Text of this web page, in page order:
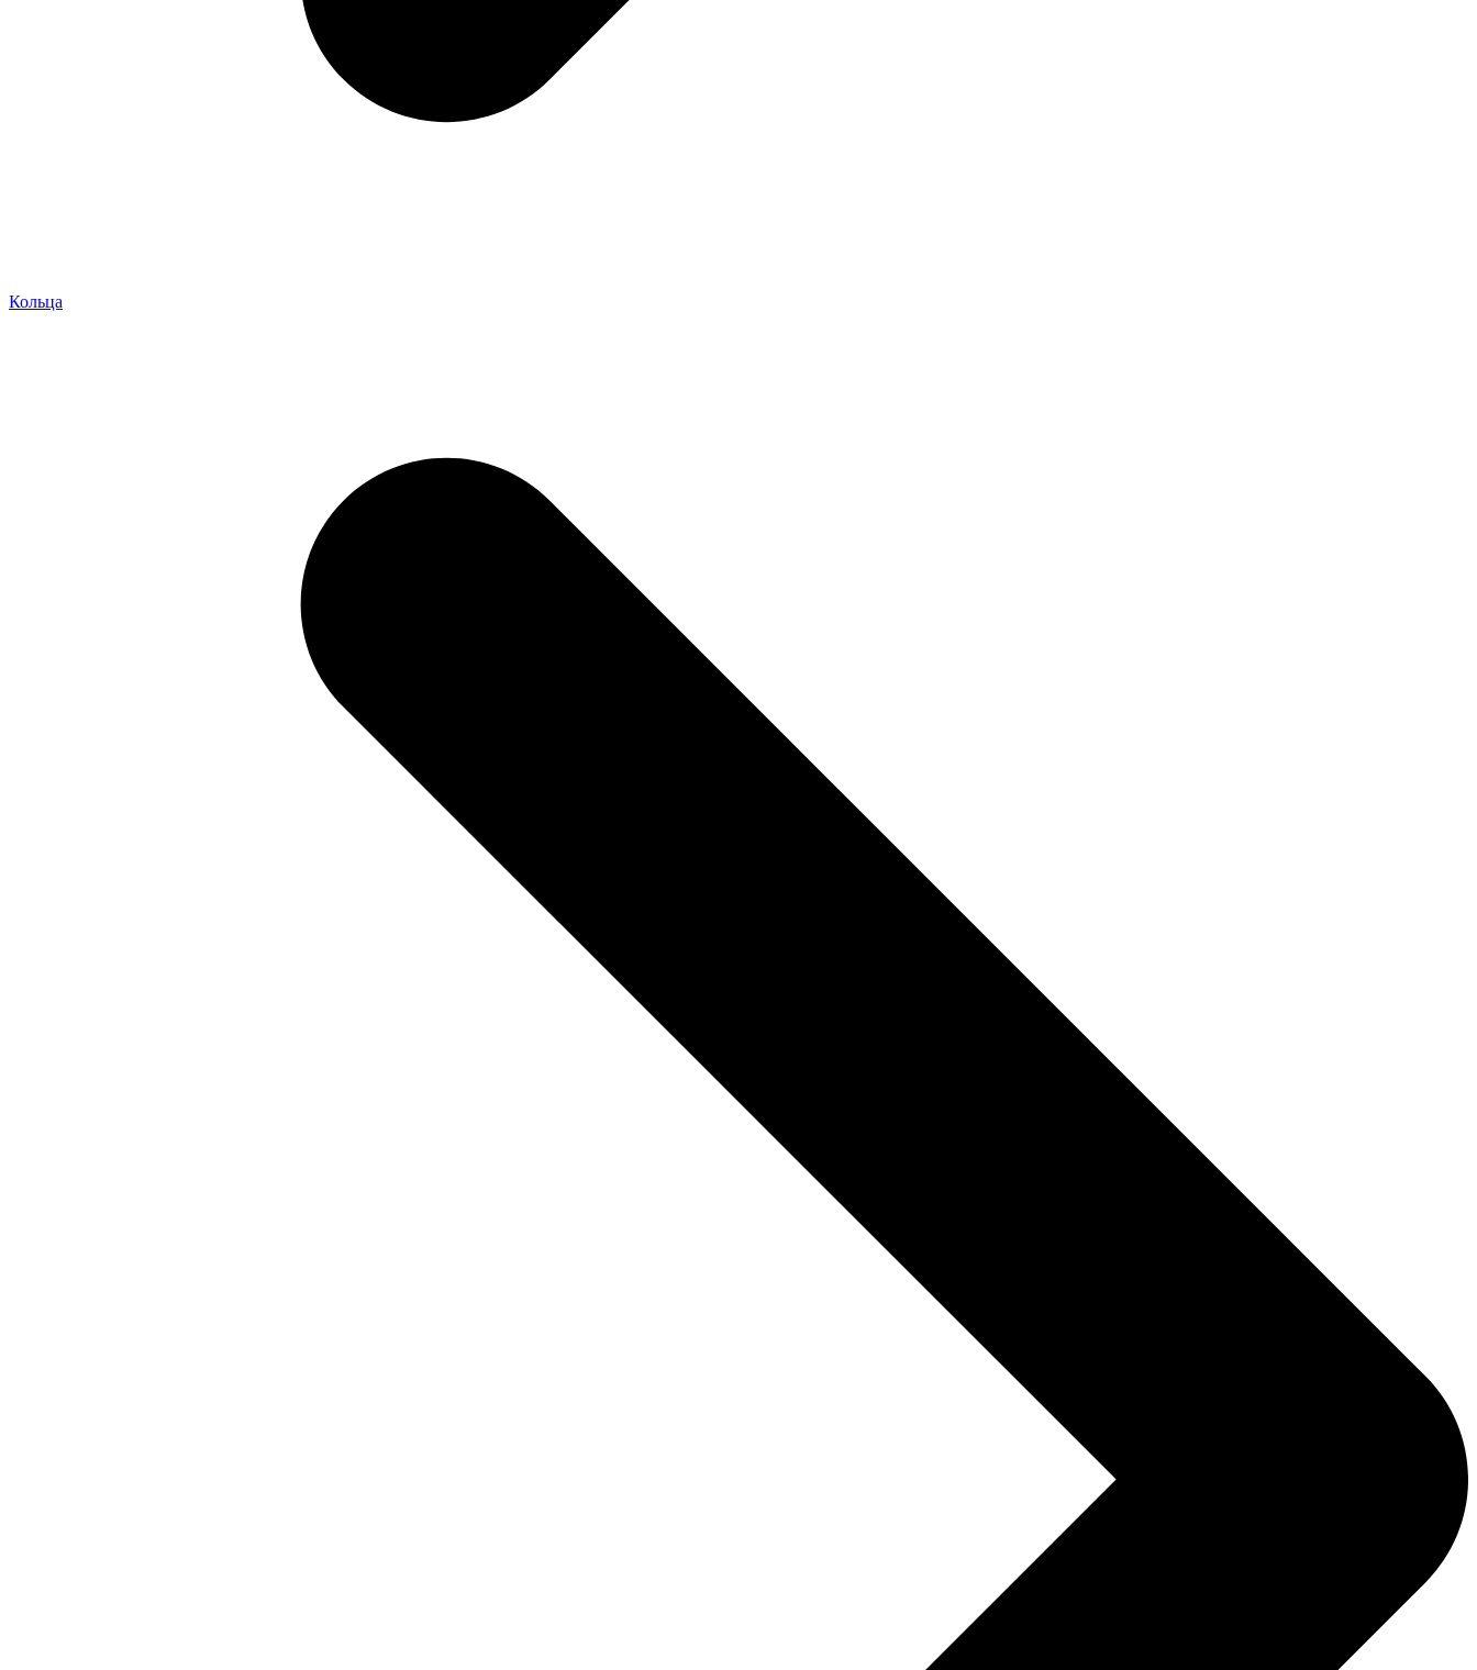
Кольца